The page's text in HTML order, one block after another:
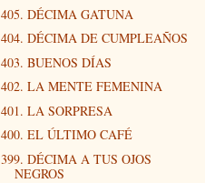
405. DÉCIMA GATUNA
404. DÉCIMA DE CUMPLEAÑOS
403. BUENOS DÍAS
402. LA MENTE FEMENINA
401. LA SORPRESA
400. EL ÚLTIMO CAFÉ
399. DÉCIMA A TUS OJOS
NEGROS